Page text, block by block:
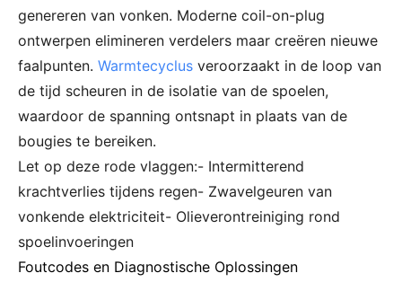
genereren van vonken. Moderne coil-on-plug
ontwerpen elimineren verdelers maar creëren nieuwe
faalpunten. Warmtecyclus veroorzaakt in de loop van
de tijd scheuren in de isolatie van de spoelen,
waardoor de spanning ontsnapt in plaats van de
bougies te bereiken.
Let op deze rode vlaggen:- Intermitterend
krachtverlies tijdens regen- Zwavelgeuren van
vonkende elektriciteit- Olieverontreiniging rond
spoelinvoeringen
Foutcodes en Diagnostische Oplossingen